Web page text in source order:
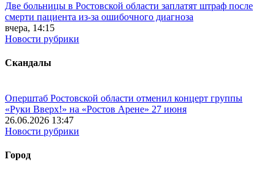
Две больницы в Ростовской области заплатят штраф после
смерти пациента из-за ошибочного диагноза
вчера, 14:15
Новости рубрики
Скандалы
Оперштаб Ростовской области отменил концерт группы
«Руки Вверх!» на «Ростов Арене» 27 июня
26.06.2026 13:47
Новости рубрики
Город